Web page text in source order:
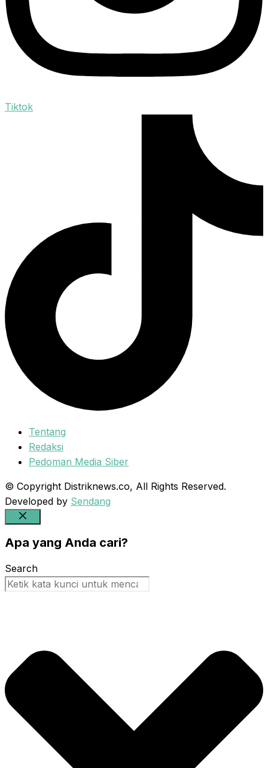
Tiktok
Tentang
Redaksi
Pedoman Media Siber
© Copyright Distriknews.co, All Rights Reserved.
Developed by Sendang
Close
Apa yang Anda cari?
Search